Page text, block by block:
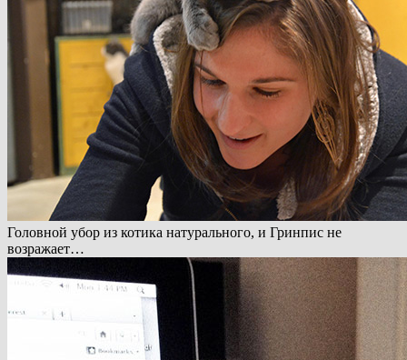
Головной убор из котика натурального, и Гринпис не
возражает…